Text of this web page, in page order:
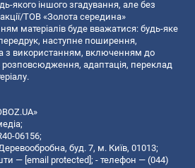
якого іншого згадування, але без
ТОВ «Золота середина»
матеріалів буде вважатися: будь-яке
наступне поширення,
з використанням, включенням до
розповсюдження, адаптація, переклад
06156;
буд. 7, м. Київ, 01013;
— [email protected] ; - телефон — (044)